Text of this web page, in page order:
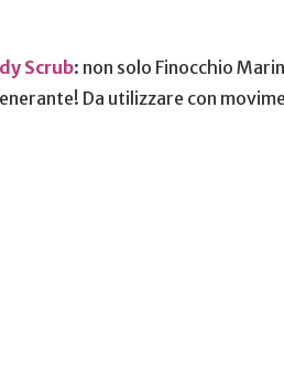
Scrub: non solo Finocchio
Da utilizzare con